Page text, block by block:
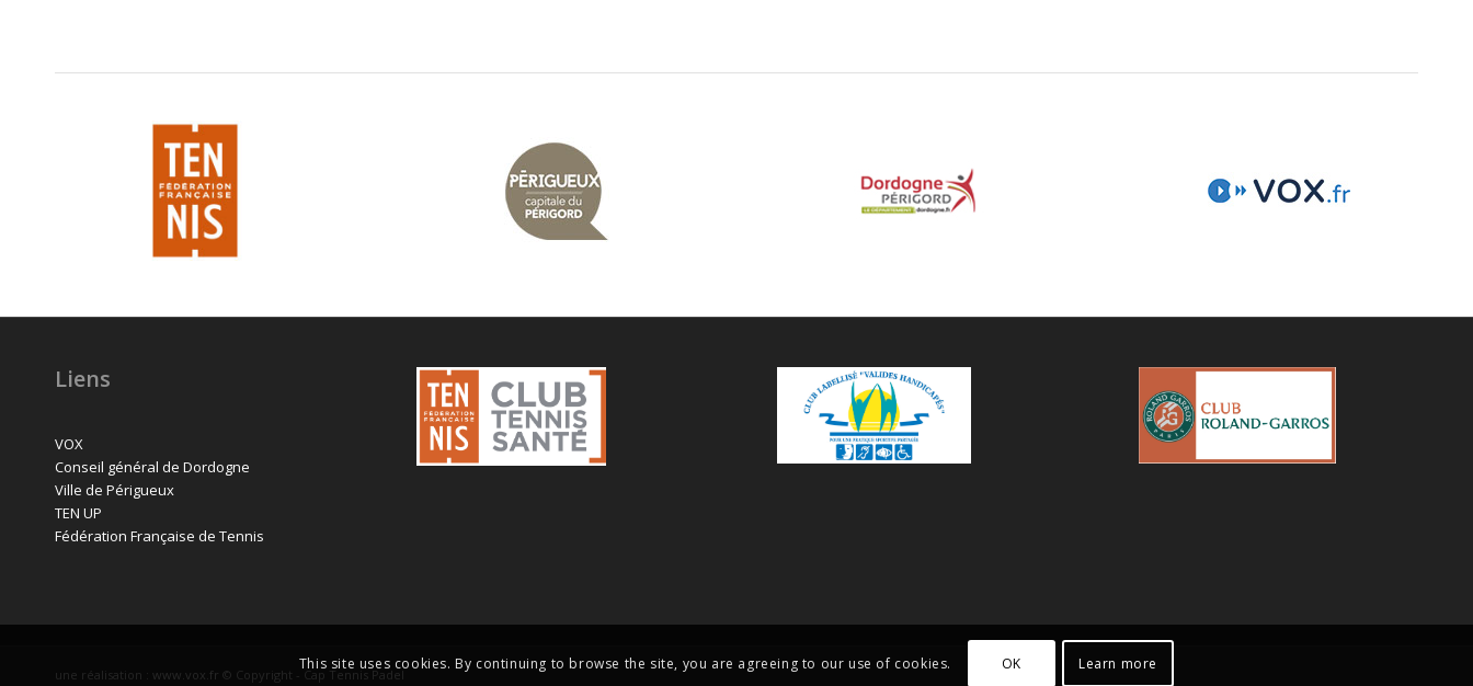
Liens
VOX
Conseil général de Dordogne
Ville de Périgueux
TEN UP
Fédération Française de Tennis
une réalisation : www.vox.fr © Copyright - Cap Tennis Padel
This site uses cookies. By continuing to browse the site, you are agreeing to our use of cookies. OK Learn more